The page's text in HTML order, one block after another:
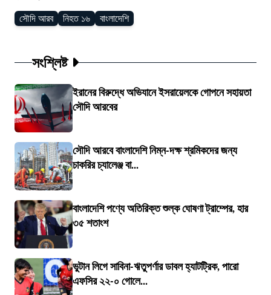
সৌদি আরব নিহত ১৬ বাংলাদেশি
সংশ্লিষ্ট
ইরানের বিরুদ্ধে অভিযানে ইসরায়েলকে গোপনে সহায়তা
সৌদি আরবের
সৌদি আরবে বাংলাদেশি নিম্ন-দক্ষ শ্রমিকদের জন্য
চাকরির চ্যালেঞ্জ বা...
বাংলাদেশি পণ্যে অতিরিক্ত শুল্ক ঘোষণা ট্রাম্পের, হার
৩৫ শতাংশ
ভুটান লিগে সাবিনা-ঋতুপর্ণার ডাবল হ্যাটট্রিক, পারো
এফসির ২২-০ গোলে...